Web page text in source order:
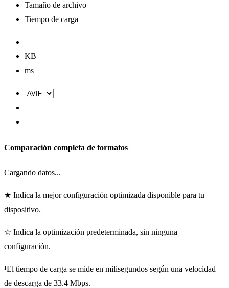
Tamaño de archivo
Tiempo de carga
KB
ms
Comparación completa de formatos
Cargando datos...
★ Indica la mejor configuración optimizada disponible para tu
dispositivo.
☆ Indica la optimización predeterminada, sin ninguna
configuración.
¹El tiempo de carga se mide en milisegundos según una velocidad
de descarga de 33.4 Mbps.